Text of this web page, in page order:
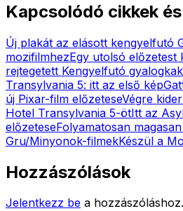
Kapcsolódó cikkek
Új plakát az elásott kengyelfutó
mozifilmhezEgy utolsó előzetest
rejtegetett Kengyelfutó
Transylvania 5: itt az első kép
új Pixar-film előzeteseVégre
Hotel Transylvania 5-ötItt az
előzeteseFolyamatosan
Gru/Minyonok-filmekKészül a
Hozzászólások
Jelentkezz be a hozzászóláshoz.